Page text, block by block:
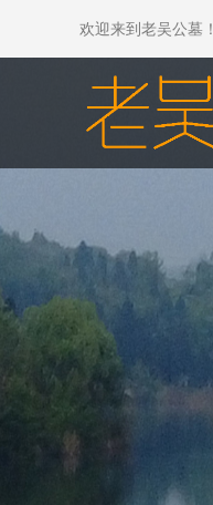
欢迎来到老吴公墓！